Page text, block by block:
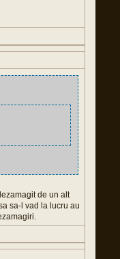
de un alt
sa-l vad la lucru au